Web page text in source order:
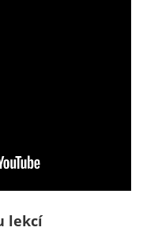
lekcí